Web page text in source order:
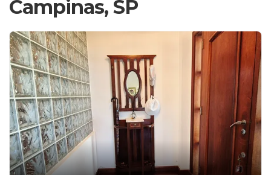
Campinas, SP